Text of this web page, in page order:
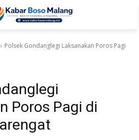
Polsek Gondanglegi Laksanakan Poros Pagi
Poros Pagi di